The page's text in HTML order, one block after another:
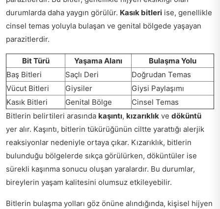
durumlarda daha yaygın görülür. Kasık bitleri ise, genellikle
cinsel temas yoluyla bulaşan ve genital bölgede yaşayan
parazitlerdir.
Bit Türü Yaşama Alanı
Bulaşma Yolu
Baş Bitleri
Saçlı Deri
Doğrudan Temas
Vücut Bitleri
Giysiler
Giysi Paylaşımı
Kasık Bitleri
Genital Bölge
Cinsel Temas
Bitlerin belirtileri arasında kaşıntı, kızarıklık ve döküntü
yer alır. Kaşıntı, bitlerin tükürüğünün ciltte yarattığı alerjik
reaksiyonlar nedeniyle ortaya çıkar. Kızarıklık, bitlerin
bulunduğu bölgelerde sıkça görülürken, döküntüler ise
sürekli kaşınma sonucu oluşan yaralardır. Bu durumlar,
bireylerin yaşam kalitesini olumsuz etkileyebilir.
Bitlerin bulaşma yolları göz önüne alındığında, kişisel hijyen